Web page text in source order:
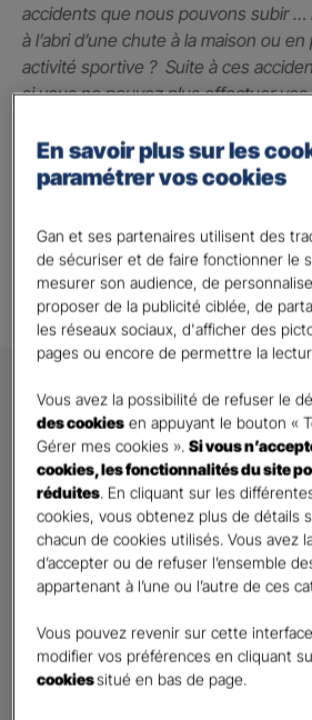
accidents que nous pouvons subir …
à l’abri d’une chute à la maison ou
activité sportive ? Suite à ces
si vous ne pouvez plus effectuer
contrat qui peut vous indemniser à
subi grâce à un capital qui vous
Alison A.
DEMANDE DE
Prenez 2 minutes pour remplir ce
que l’agence sélectionnée vous
pour finaliser l’étude précise
GAN ASSURANCES FERE-
Information sur votre
Qui souhaitez-vous protéger ?*
En savoir plus sur les
paramétrer vos cookies
Gan et ses partenaires utilisent des
de sécuriser et de faire fonctionner le
mesurer son audience, de
proposer de la publicité ciblée, de
les réseaux sociaux, d'afficher des
pages ou encore de permettre la
Vous avez la possibilité de refuser le
des cookies en appuyant le bouton «
Gérer mes cookies ».Si vous
cookies, les fonctionnalités du site
réduites. En cliquant sur les
cookies, vous obtenez plus de détails
chacun de cookies utilisés. Vous avez
d’accepter ou de refuser l’ensemble
appartenant à l’une ou l’autre de ces
Vous pouvez revenir sur cette
modifier vos préférences en cliquant
cookiessitué en bas de page.